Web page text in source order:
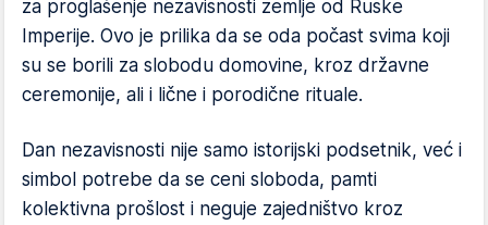
za proglašenje nezavisnosti zemlje od Ruske
Imperije. Ovo je prilika da se oda počast svima koji
su se borili za slobodu domovine, kroz državne
ceremonije, ali i lične i porodične rituale.
Dan nezavisnosti nije samo istorijski podsetnik, već i
simbol potrebe da se ceni sloboda, pamti
kolektivna prošlost i neguje zajedništvo kroz